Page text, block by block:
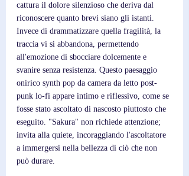
cattura il dolore silenzioso che deriva dal
riconoscere quanto brevi siano gli istanti.
Invece di drammatizzare quella fragilità, la
traccia vi si abbandona, permettendo
all'emozione di sbocciare dolcemente e
svanire senza resistenza. Questo paesaggio
onirico synth pop da camera da letto post-
punk lo-fi appare intimo e riflessivo, come se
fosse stato ascoltato di nascosto piuttosto che
eseguito. "Sakura" non richiede attenzione;
invita alla quiete, incoraggiando l'ascoltatore
a immergersi nella bellezza di ciò che non
può durare.